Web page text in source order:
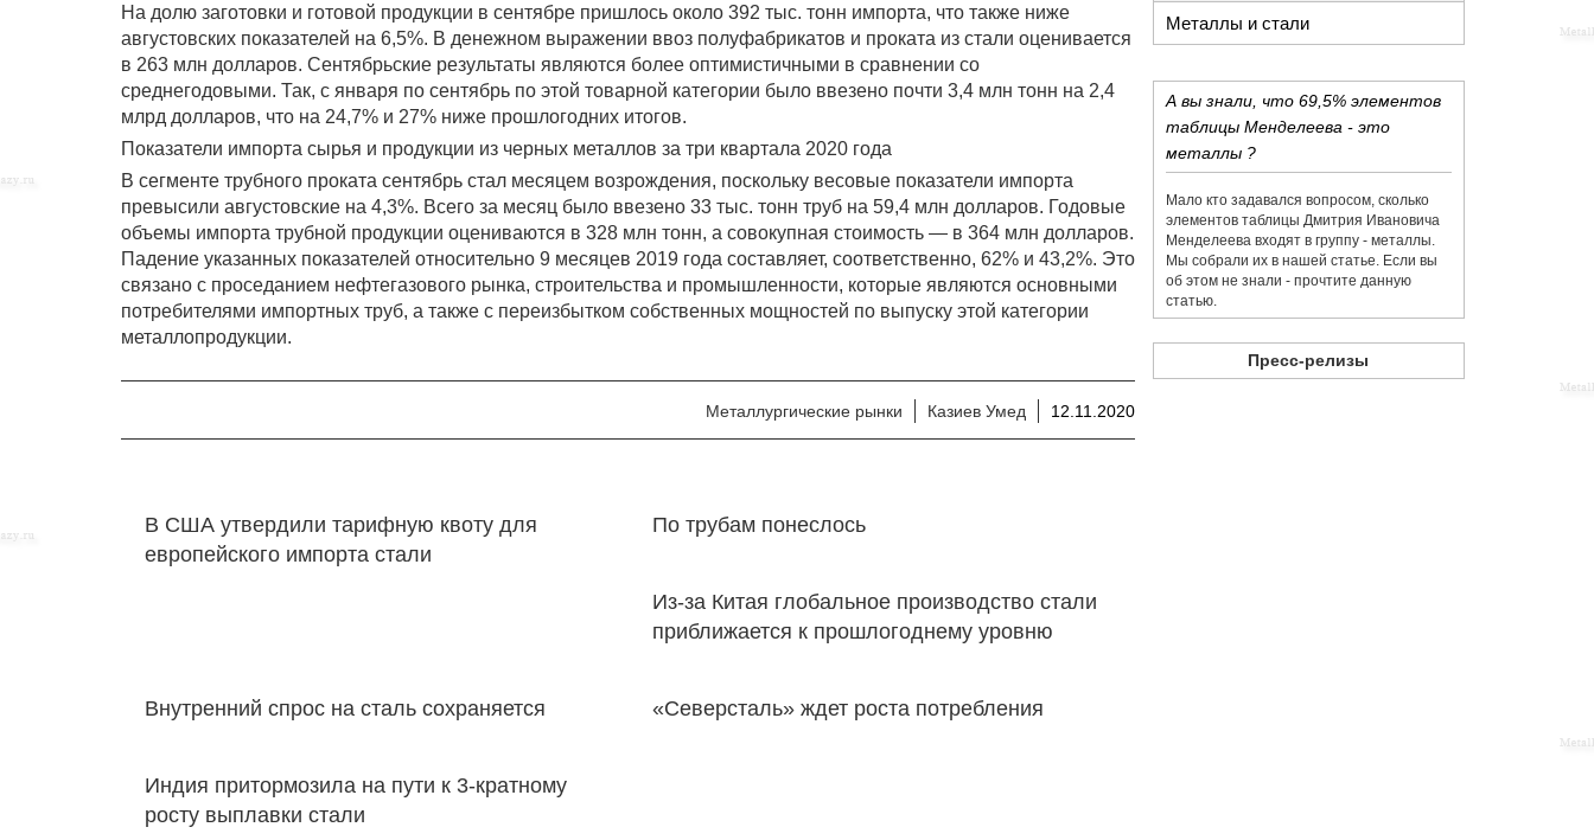
На долю заготовки и готовой продукции в сентябре пришлось около 392 тыс. тонн импорта, что также ниже
августовских показателей на 6,5%. В денежном выражении ввоз полуфабрикатов и проката из стали оценивается
в 263 млн долларов. Сентябрьские результаты являются более оптимистичными в сравнении со
среднегодовыми. Так, с января по сентябрь по этой товарной категории было ввезено почти 3,4 млн тонн на 2,4
млрд долларов, что на 24,7% и 27% ниже прошлогодних итогов.
Показатели импорта сырья и продукции из черных металлов за три квартала 2020 года
В сегменте трубного проката сентябрь стал месяцем возрождения, поскольку весовые показатели импорта
превысили августовские на 4,3%. Всего за месяц было ввезено 33 тыс. тонн труб на 59,4 млн долларов. Годовые
объемы импорта трубной продукции оцениваются в 328 млн тонн, а совокупная стоимость — в 364 млн долларов.
Падение указанных показателей относительно 9 месяцев 2019 года составляет, соответственно, 62% и 43,2%. Это
связано с проседанием нефтегазового рынка, строительства и промышленности, которые являются основными
потребителями импортных труб, а также с переизбытком собственных мощностей по выпуску этой категории
металлопродукции.
Металлургические рынки Казиев Умед 12.11.2020
В США утвердили тарифную квоту для
европейского импорта стали
По трубам понеслось
Из-за Китая глобальное производство стали
приближается к прошлогоднему уровню
Внутренний спрос на сталь сохраняется «Северсталь» ждет роста потребления
Индия притормозила на пути к 3-кратному
росту выплавки стали
Металлы и стали
А вы знали, что 69,5% элементов
таблицы Менделеева - это
металлы ?
Мало кто задавался вопросом, сколько
элементов таблицы Дмитрия Ивановича
Менделеева входят в группу - металлы.
Мы собрали их в нашей статье. Если вы
об этом не знали - прочтите данную
статью.
Пресс-релизы